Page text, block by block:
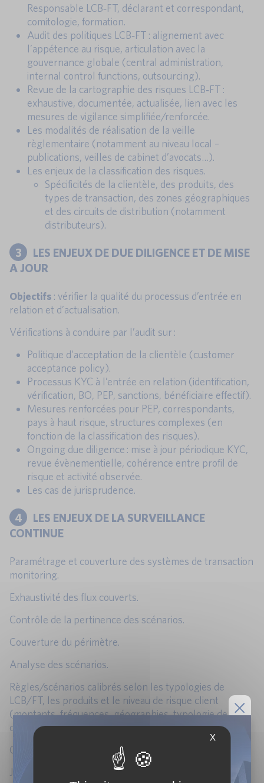
Responsable LCB‑FT, déclarant et correspondant,
comitologie, formation.
Audit des politiques LCB‑FT : alignement avec
l’appétence au risque, articulation avec la
gouvernance globale (central administration,
internal control functions, outsourcing).
Revue de la cartographie des risques LCB‑FT :
exhaustive, documentée, actualisée, lien avec les
mesures de vigilance simplifiée/renforcée.
Les modalités de réalisation de la veille
règlementaire (notamment au niveau local –
publications, veilles de cabinet d’avocats…).
Les enjeux de la classification des risques.
Spécificités de la clientèle, des produits, des
types de transaction, des zones géographiques
et des circuits de distribution (notamment
distributeurs).
3
LES ENJEUX DE DUE DILIGENCE ET DE MISE
A JOUR
Objectifs : vérifier la qualité du processus d’entrée en
relation et d’actualisation.
Vérifications à conduire par l’audit sur :
Politique d’acceptation de la clientèle (customer
acceptance policy).
Processus KYC à l’entrée en relation (identification,
vérification, BO, PEP, sanctions, bénéficiaire effectif).
Mesures renforcées pour PEP, correspondants,
pays à haut risque, structures complexes (en
fonction de la classification des risques).
Ongoing due diligence : mise à jour périodique KYC,
revue évènementielle, cohérence entre profil de
risque et activité observée.
Les cas de jurisprudence.
4
LES ENJEUX DE LA SURVEILLANCE
CONTINUE
Paramétrage et couverture des systèmes de transaction
monitoring.
Exhaustivité des flux couverts.
Contrôle de la pertinence des scénarios.
Couverture du périmètre.
Analyse des scénarios.
Règles/scénarios calibrés selon les typologies de
LCB/FT, les produits et le niveau de risque client
(montants, fréquences, géographies, typologie de
contreparties).
Contrôle de la qualité des alertes.
Justification de l’absence de DS.
X